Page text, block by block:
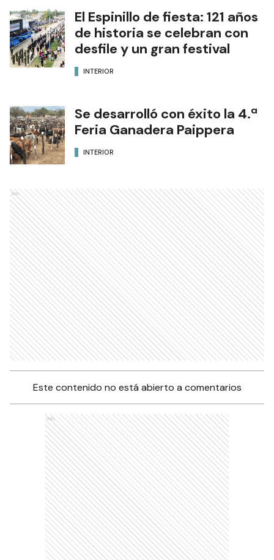
El Espinillo de fiesta: 121 años
de historia se celebran con
desfile y un gran festival
INTERIOR
Se desarrolló con éxito la 4.ª
Feria Ganadera Paippera
INTERIOR
Ads
Este contenido no está abierto a comentarios
Ads